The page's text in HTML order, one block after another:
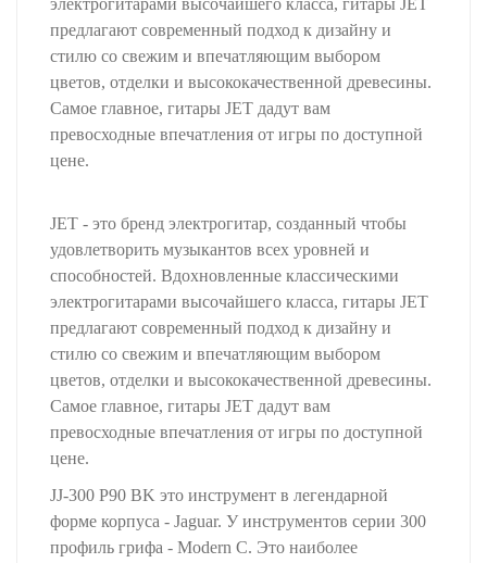
электрогитарами высочайшего класса, гитары JET
предлагают современный подход к дизайну и
стилю со свежим и впечатляющим выбором
цветов, отделки и высококачественной древесины.
Самое главное, гитары JET дадут вам
превосходные впечатления от игры по доступной
цене.
JET - это бренд электрогитар, созданный чтобы
удовлетворить музыкантов всех уровней и
способностей. Вдохновленные классическими
электрогитарами высочайшего класса, гитары JET
предлагают современный подход к дизайну и
стилю со свежим и впечатляющим выбором
цветов, отделки и высококачественной древесины.
Самое главное, гитары JET дадут вам
превосходные впечатления от игры по доступной
цене.
JJ-300 P90 BK это инструмент в легендарной
форме корпуса - Jaguar. У инструментов серии 300
профиль грифа - Modern C. Это наиболее